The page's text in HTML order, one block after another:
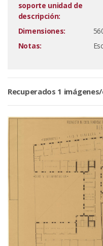
soporte unidad de
descripción:
Dimensiones:
Notas:
Recuperados 1